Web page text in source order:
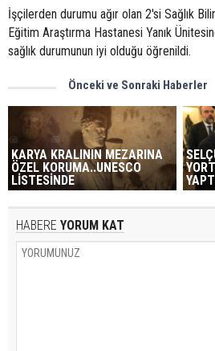
İşçilerden durumu ağır olan 2'si Sağlık
Eğitim Araştırma Hastanesi Yanık
sağlık durumunun iyi olduğu öğrenildi.
Önceki ve Sonraki Haberler
KARYA KRALININ MEZARINA
ÖZEL KORUMA..UNESCO
LİSTESİNDE
HABERE YORUM KAT